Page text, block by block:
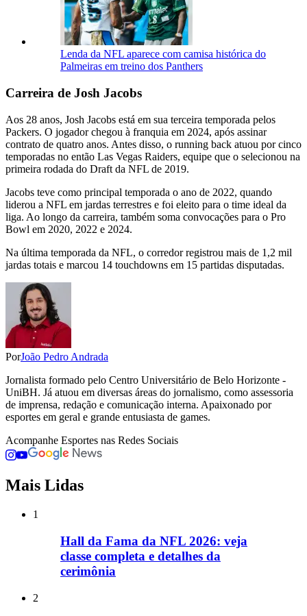
Lenda da NFL aparece com camisa histórica do
Palmeiras em treino dos Panthers
Carreira de Josh Jacobs
Aos 28 anos, Josh Jacobs está em sua terceira temporada pelos
Packers. O jogador chegou à franquia em 2024, após assinar
contrato de quatro anos. Antes disso, o running back atuou por cinco
temporadas no então Las Vegas Raiders, equipe que o selecionou na
primeira rodada do Draft da NFL de 2019.
Jacobs teve como principal temporada o ano de 2022, quando
liderou a NFL em jardas terrestres e foi eleito para o time ideal da
liga. Ao longo da carreira, também soma convocações para o Pro
Bowl em 2020, 2022 e 2024.
Na última temporada da NFL, o corredor registrou mais de 1,2 mil
jardas totais e marcou 14 touchdowns em 15 partidas disputadas.
PorJoão Pedro Andrada
Jornalista formado pelo Centro Universitário de Belo Horizonte -
UniBH. Já atuou em diversas áreas do jornalismo, como assessoria
de imprensa, redação e comunicação interna. Apaixonado por
esportes em geral e grande entusiasta de games.
Acompanhe Esportes nas Redes Sociais
Mais Lidas
1
Hall da Fama da NFL 2026: veja
classe completa e detalhes da
cerimônia
2